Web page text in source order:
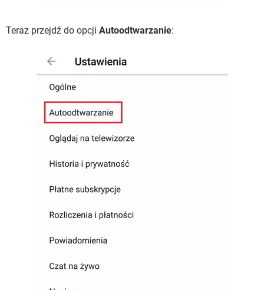
Teraz przejdź do opcji Autoodtwarzanie: